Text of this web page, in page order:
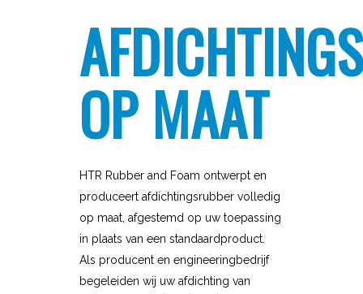
OP MAAT
HTR Rubber and Foam ontwerpt en
produceert afdichtingsrubber volledig
op maat, afgestemd op uw toepassing
in plaats van een standaardproduct.
Als producent en engineeringbedrijf
begeleiden wij uw afdichting van